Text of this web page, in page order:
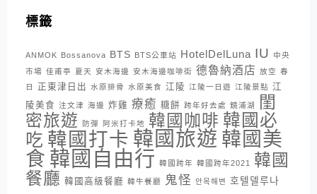
標籤
ANMOK Bossanova BTS BTS公車站 HotelDelLuna IU
中央
市場 佳甫亭 夏天 安木海邊 安木海邊咖啡街 德魯納酒店 放空 春
日
正東津日出 水原排骨 水原美食 江陵 江陵一日遊 江陵景點 江
陵美食 注文津 海邊 炸雞 療癒 糖餅 跨年好去處 鏡浦湖
閨
密旅遊
防彈 阿米打卡地 韓國咖啡 韓國必
吃 韓國打卡 韓國旅遊 韓國美
食 韓國自由行 韓國跨年 韓國跨年2021
韓國
餐廳 韓國高級餐廳 韓牛餐廳 鬼怪 안목해변 호텔델루나